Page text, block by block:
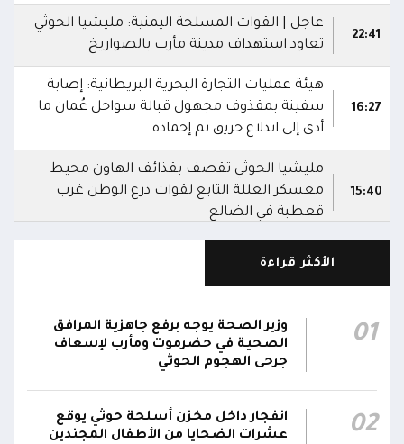
22:41
عاجل | القوات المسلحة اليمنية: مليشيا الحوثي
تعاود استهداف مدينة مأرب بالصواريخ
16:27
هيئة عمليات التجارة البحرية البريطانية: إصابة
سفينة بمقذوف مجهول قبالة سواحل عُمان ما
أدى إلى اندلاع حريق تم إخماده
15:40
مليشيا الحوثي تقصف بقذائف الهاون محيط
معسكر العللة التابع لقوات درع الوطن غرب
قعطبة في الضالع
مليشيا الحوثي تقصف أحياء سكنية غرب قعطبة
15:35
قصف حوثي عشوائي بالسلاح الثقيل يستهدف
مناطق مآهولة بقرى المعزوب والعبارى في
محافظة الضالع
12:22
والجيش يقصف مواقع حوثية ويتصدى للمسيرات
الأكثر قراءة
01
وزير الصحة يوجه برفع جاهزية المرافق
الصحية في حضرموت ومأرب لإسعاف
جرحى الهجوم الحوثي
02
انفجار داخل مخزن أسلحة حوثي يوقع
عشرات الضحايا من الأطفال المجندين